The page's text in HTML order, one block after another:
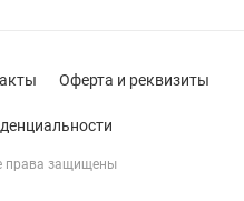
права защищены
Оферта и реквизиты